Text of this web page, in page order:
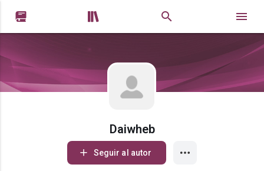
 
Daiwheb
Seguir al autor